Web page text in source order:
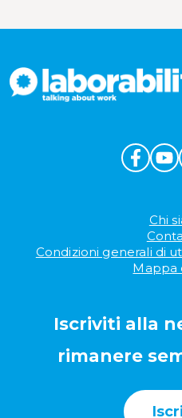
Chi
Condizioni generali di
Mappa
Iscriviti alla
rimanere